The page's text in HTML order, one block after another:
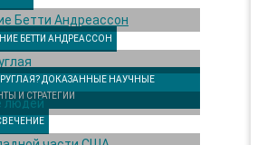
БЕТТИ АНДРЕАССОН
ДОКАЗАННЫЕ НАУЧНЫЕ
И СТРАТЕГИИ